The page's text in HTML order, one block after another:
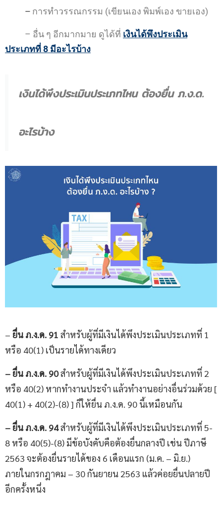
– การทำวรรณกรรม (เขียนเอง พิมพ์เอง ขายเอง)
– อื่น ๆ อีกมากมาย ดูได้ที่ เงินได้พึงประเมิน
ประเภทที่ 8 มีอะไรบ้าง
เงินได้พึงประเมินประเภทไหน ต้องยื่น ภ.ง.ด.
อะไรบ้าง
– ยื่น ภ.ง.ด. 91 สำหรับผู้ที่มีเงินได้พึงประเมินประเภทที่ 1
หรือ 40(1) เป็นรายได้ทางเดียว
– ยื่น ภ.ง.ด. 90สำหรับผู้ที่มีเงินได้พึงประเมินประเภทที่ 2
หรือ 40(2) หากทำงานประจำ แล้วทำงานอย่างอื่นร่วมด้วย [
40(1) + 40(2)-(8) ] ก็ให้ยื่น ภ.ง.ด. 90 นี้เหมือนกัน
– ยื่น ภ.ง.ด. 94สำหรับผู้ที่มีเงินได้พึงประเมินประเภทที่ 5-
8 หรือ 40(5)-(8) มีข้อบังคับคือต้องยื่นกลางปี เช่น ปีภาษี
2563 จะต้องยื่นรายได้ของ 6 เดือนแรก (ม.ค. – มิ.ย.)
ภายในกรกฎาคม – 30 กันยายน 2563 แล้วค่อยยื่นปลายปี
อีกครั้งหนึ่ง